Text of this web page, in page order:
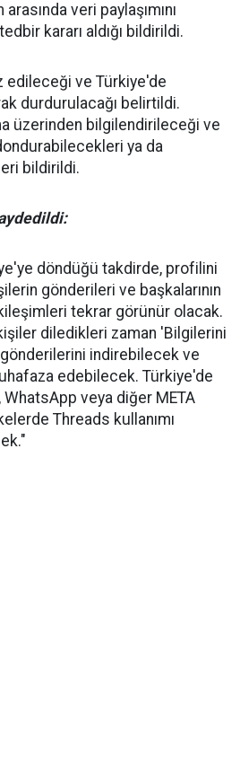
veri paylaşımını
kararı aldığı bildirildi.
edileceği ve Türkiye'de
durdurulacağı belirtildi.
üzerinden bilgilendirileceği ve
ya da
bildirildi.
döndüğü takdirde, profilini
gönderileri ve başkalarının
tekrar görünür olacak.
diledikleri zaman 'Bilgilerini
indirebilecek ve
edebilecek. Türkiye'de
veya diğer META
Threads kullanımı